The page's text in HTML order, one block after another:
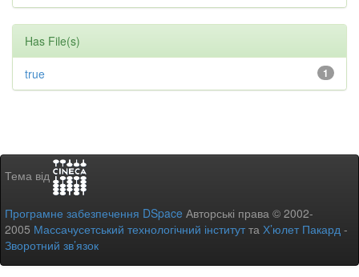
Has File(s)
1
true
Тема від
Програмне забезпечення DSpace Авторські права © 2002-
2005 Массачусетський технологічний інститутта Х’юлет Пакард -
Зворотний зв’язок